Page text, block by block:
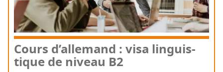
Cours d’al­le­mand : visa lin­guis­
tique de niveau B2